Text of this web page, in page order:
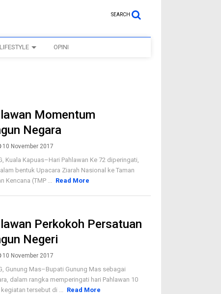
SEARCH
LIFESTYLE OPINI
Momentum
Negara
10 November 2017
Kuala Kapuas–Hari Pahlawan Ke 72 diperingati,
bentuk Upacara Ziarah Nasional ke Taman
Kencana (TMP ...
Read More
Perkokoh Persatuan
Negeri
10 November 2017
Gunung Mas–Bupati Gunung Mas sebagai
dalam rangka memperingati hari Pahlawan 10
tersebut di ...
Read More